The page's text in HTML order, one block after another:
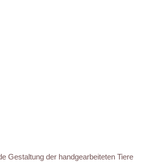
Gestaltung der handgearbeiteten Tiere